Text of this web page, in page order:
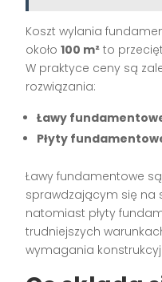
Koszt wylania
około100 m² to
W praktyce ceny są
rozwiązania:
Ławy
Płyty
Ławy fundamentowe
sprawdzającym się na
natomiast płyty
trudniejszych
wymagania